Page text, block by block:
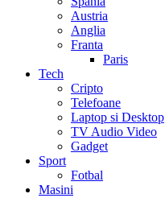
Austria
Anglia
Franta
Paris
Tech
Cripto
Telefoane
Laptop si Desktop
TV Audio Video
Gadget
Sport
Fotbal
Masini